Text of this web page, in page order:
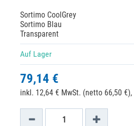
Sortimo CoolGrey
Sortimo Blau
Transparent
Auf Lager
79,14 €
inkl. 12,64 € MwSt. (netto 66,50 €),